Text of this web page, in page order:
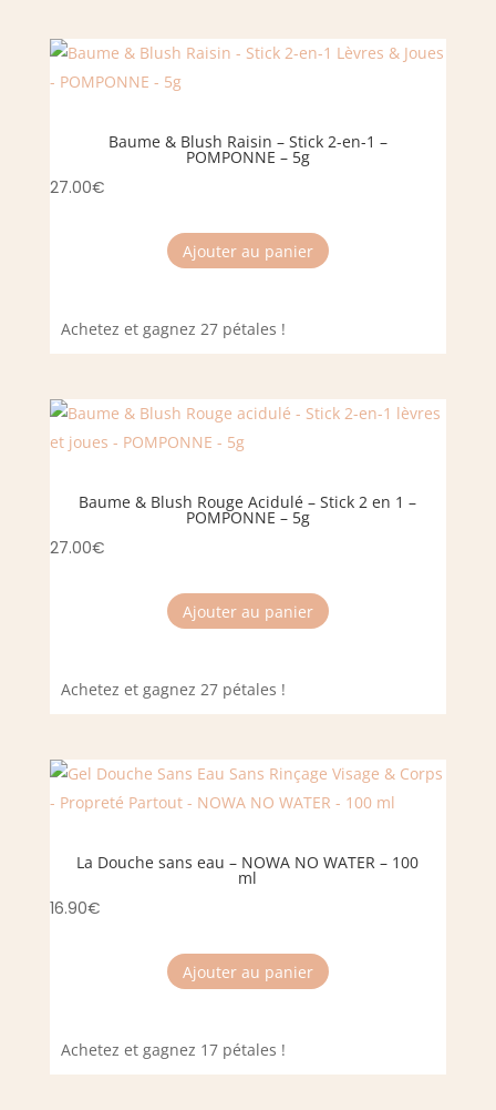
Baume & Blush Raisin – Stick 2-en-1 –
POMPONNE – 5g
27.00€
Ajouter au panier
Achetez et gagnez 27 pétales !
Baume & Blush Rouge Acidulé – Stick 2 en 1 –
POMPONNE – 5g
27.00€
Ajouter au panier
Achetez et gagnez 27 pétales !
La Douche sans eau – NOWA NO WATER – 100
ml
16.90€
Ajouter au panier
Achetez et gagnez 17 pétales !